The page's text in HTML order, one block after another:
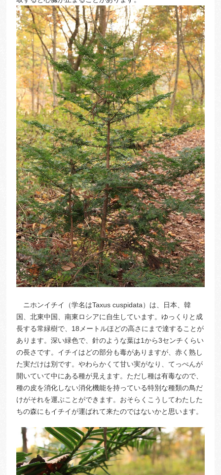
ニホンイチイ（学名はTaxus cuspidata）は、日本、韓
国、北東中国、南東ロシアに自生しています。ゆっくりと成
長する常緑樹で、18メートルほどの高さにまで達することが
あります。深い緑色で、針のような葉は1から3センチくらい
の長さです。イチイはどの部分も毒がありますが、赤く熟し
た実だけは別です。やわらかくて甘い実がなり、てっぺんが
開いていて中にある種が見えます。ただし種は有毒なので、
種の皮を消化しない消化機能を持っている特別な種類の鳥だ
けがそれを運ぶことができます。おそらくこうしてわたした
ちの森にもイチイが運ばれて来たのではないかと思います。